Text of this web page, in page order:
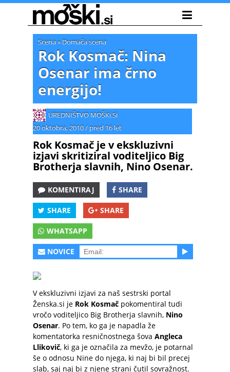
Scena» Domača scena
Rok Kosmač: Nina
Osenar ima črno
energijo!
UREDNIŠTVO MOŠKi.Si
20 oktobra, 2010/ pred 16 let
Rok Kosmač je v ekskluzivni
izjavi skritiziral voditeljico Big
Brotherja slavnih, Nino Osenar.
KOMENTIRAJ SHARE
SHARE SHARE
WHATSAPP
NOVICE
V ekskluzivni izjavi za naš sestrski portal
Ženska.si je Rok Kosmač pokomentiral tudi
vročo voditeljico Big Brotherja slavnih, Nino
Osenar. Po tem, ko ga je napadla že
komentatorka resničnostnega šova Angleca
Llikovič, ki ga je označila za mevžo, je potarnal
še o odnosu Nine do njega, ki naj bi bil precej
slab, saj naj bi z njene strani čutil sovražnost.